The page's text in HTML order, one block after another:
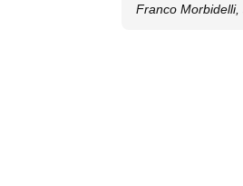
Franco Morbidelli,